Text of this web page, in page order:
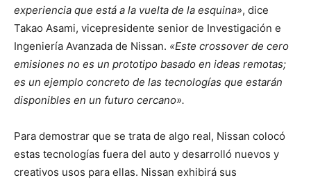
experiencia que está a la vuelta de la esquina», dice
Takao Asami, vicepresidente senior de Investigación e
Ingeniería Avanzada de Nissan. «Este crossover de cero
emisiones no es un prototipo basado en ideas remotas;
es un ejemplo concreto de las tecnologías que estarán
disponibles en un futuro cercano».
Para demostrar que se trata de algo real, Nissan colocó
estas tecnologías fuera del auto y desarrolló nuevos y
creativos usos para ellas. Nissan exhibirá sus